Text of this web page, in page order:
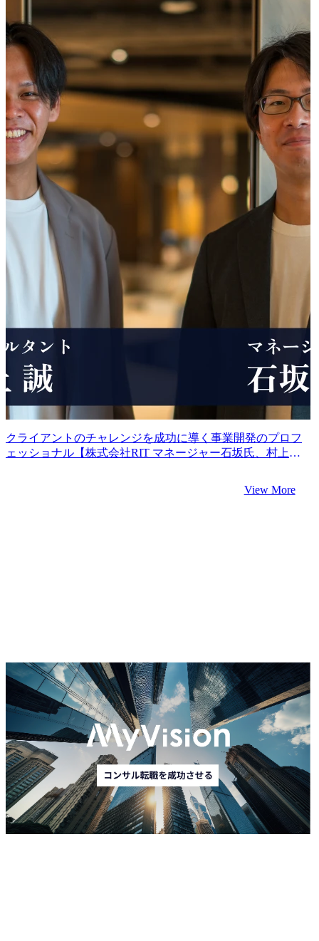
クライアントのチャレンジを成功に導く事業開発のプロフ
ェッショナル【株式会社RIT マネージャー石坂氏、村上氏
View More